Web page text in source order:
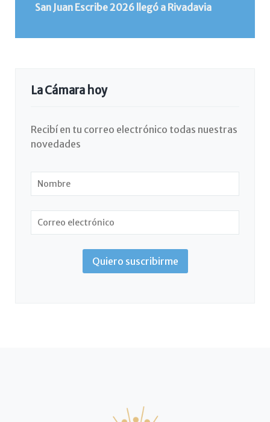
San Juan Escribe 2026 llegó a Rivadavia
La Cámara hoy
Recibí en tu correo electrónico todas nuestras
novedades